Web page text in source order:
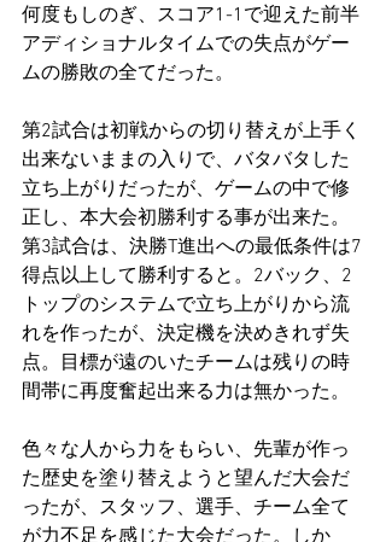
何度もしのぎ、スコア1-1で迎えた前半
アディショナルタイムでの失点がゲー
ムの勝敗の全てだった。
第2試合は初戦からの切り替えが上手く
出来ないままの入りで、バタバタした
立ち上がりだったが、ゲームの中で修
正し、本大会初勝利する事が出来た。
第3試合は、決勝T進出への最低条件は7
得点以上して勝利すると。2バック、2
トップのシステムで立ち上がりから流
れを作ったが、決定機を決めきれず失
点。目標が遠のいたチームは残りの時
間帯に再度奮起出来る力は無かった。
色々な人から力をもらい、先輩が作っ
た歴史を塗り替えようと望んだ大会だ
ったが、スタッフ、選手、チーム全て
が力不足を感じた大会だった。しか